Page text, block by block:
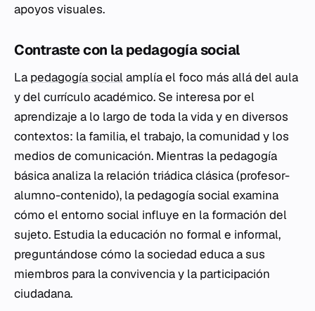
apoyos visuales.
Contraste con la pedagogía social
La pedagogía socialamplía el foco más allá del aula
y del currículo académico. Se interesa por el
aprendizaje a lo largo de toda la vida y en diversos
contextos: la familia, el trabajo, la comunidad y los
medios de comunicación. Mientras la pedagogía
básica analiza la relación triádica clásica (profesor-
alumno-contenido), la pedagogía social examina
cómo el entorno social influye en la formación del
sujeto. Estudia la educación no formal e informal,
preguntándose cómo la sociedad educa a sus
miembros para la convivencia y la participación
ciudadana.